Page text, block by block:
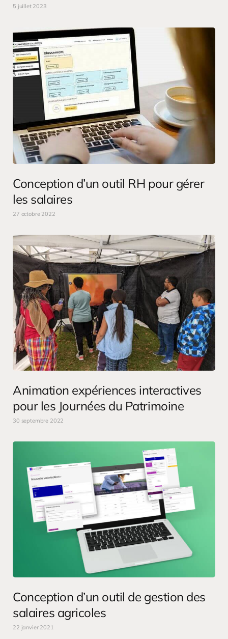
5 juillet 2023
Conception d’un outil RH pour gérer
les salaires
27 octobre 2022
Animation expériences interactives
pour les Journées du Patrimoine
30 septembre 2022
Conception d’un outil de gestion des
salaires agricoles
22 janvier 2021